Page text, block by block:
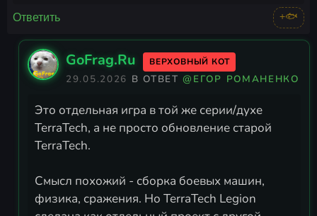
Ответить +🐟
GoFrag.Ru ВЕРХОВНЫЙ КОТ
29.05.2026 В ОТВЕТ@ЕГОР РОМАНЕНКО
Это отдельная игра в той же серии/духе
TerraTech, а не просто обновление старой
TerraTech.
Смысл похожий - сборка боевых машин,
физика, сражения. Но TerraTech Legion